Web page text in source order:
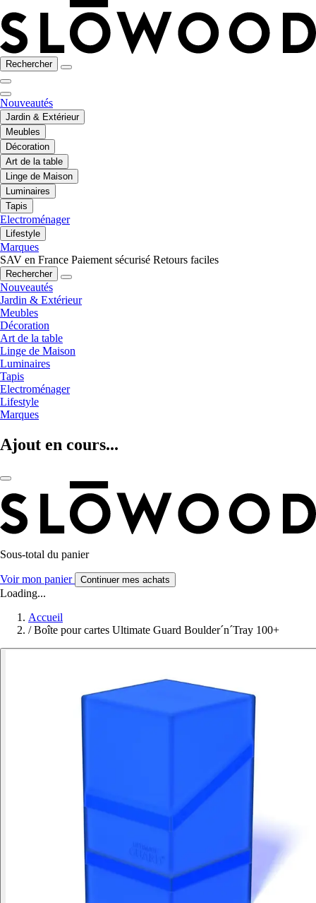
Rechercher
Nouveautés
Jardin & Extérieur
Meubles
Décoration
Art de la table
Linge de Maison
Luminaires
Tapis
Electroménager
Lifestyle
Marques
SAV en France Paiement sécurisé Retours faciles
Rechercher
Nouveautés
Jardin & Extérieur
Meubles
Décoration
Art de la table
Linge de Maison
Luminaires
Tapis
Electroménager
Lifestyle
Marques
Ajout en cours...
Sous-total du panier
Voir mon panier Continuer mes achats
Loading...
Accueil
/ Boîte pour cartes Ultimate Guard Boulder´n´Tray 100+